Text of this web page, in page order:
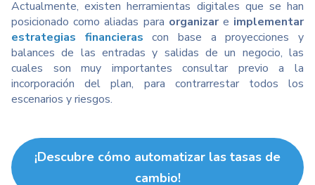
Actualmente, existen herramientas digitales que se han
posicionado como aliadas para organizare implementar
estrategias financieras con base a proyecciones y
balances de las entradas y salidas de un negocio, las
cuales son muy importantes consultar previo a la
incorporación del plan, para contrarrestar todos los
escenarios y riesgos.
¡Descubre cómo automatizar las tasas de
cambio!